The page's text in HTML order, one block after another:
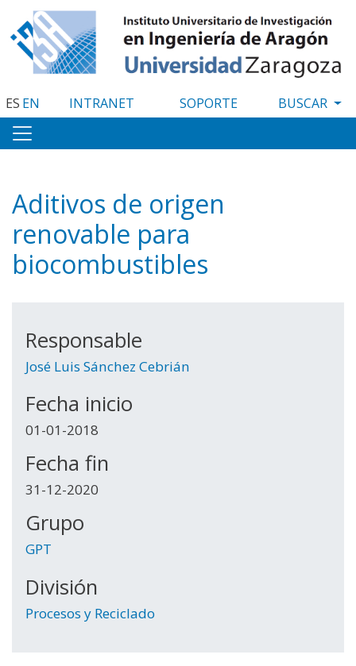
al
contenido
principal
ES EN INTRANET SOPORTE
Aditivos de origen
renovable para
biocombustibles
Responsable
José Luis Sánchez Cebrián
Fecha inicio
01-01-2018
Fecha fin
31-12-2020
Grupo
GPT
División
Procesos y Reciclado